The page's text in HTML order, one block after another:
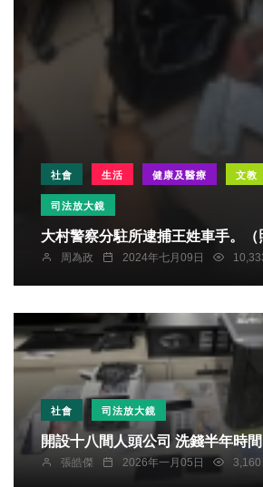
社會 生活 健康及醫療 文教
司法放大鏡
大村警察分駐所逮捕王姓車手。（
周為政 2024年七月09日
社會 司法放大鏡
開設十八間人頭公司
張皓傑 2026年一月05日 3,160